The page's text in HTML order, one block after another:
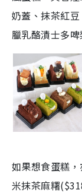
奶蓋、抹茶紅
臘乳酪漬士多
如果想食蛋糕
米抹茶麻糬